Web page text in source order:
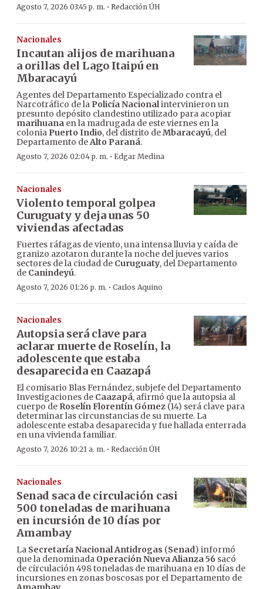
Agosto 7, 2026 03:45 p. m. · Redacción ÚH
Nacionales
Incautan alijos de marihuana
a orillas del Lago Itaipú en
Mbaracayú
Agentes del Departamento Especializado contra el
Narcotráfico de la Policía Nacionalintervinieron un
presunto depósito clandestino utilizado para acopiar
marihuana en la madrugada de este viernes en la
colonia Puerto Indio, del distrito deMbaracayú, del
Departamento deAlto Paraná.
Agosto 7, 2026 02:04 p. m. · Edgar Medina
Nacionales
Violento temporal golpea
Curuguaty y deja unas 50
viviendas afectadas
Fuertes ráfagas de viento, una intensa lluvia y caída de
granizo azotaron durante la noche del jueves varios
sectores de la ciudad de Curuguaty, del Departamento
de Canindeyú.
Agosto 7, 2026 01:26 p. m. · Carlos Aquino
Nacionales
Autopsia será clave para
aclarar muerte de Roselín, la
adolescente que estaba
desaparecida en Caazapá
El comisario Blas Fernández, subjefe del Departamento
Investigaciones de Caazapá, afirmó que la autopsia al
cuerpo de Roselín Florentín Gómez (14) será clave para
determinar las circunstancias de su muerte. La
adolescente estaba desaparecida y fue hallada enterrada
en una vivienda familiar.
Agosto 7, 2026 10:21 a. m. · Redacción ÚH
Nacionales
Senad saca de circulación casi
500 toneladas de marihuana
en incursión de 10 días por
Amambay
La Secretaría Nacional Antidrogas (Senad) informó
que la denominada Operación Nueva Alianza 56 sacó
de circulación 498 toneladas de marihuana en 10 días de
incursiones en zonas boscosas por el Departamento de